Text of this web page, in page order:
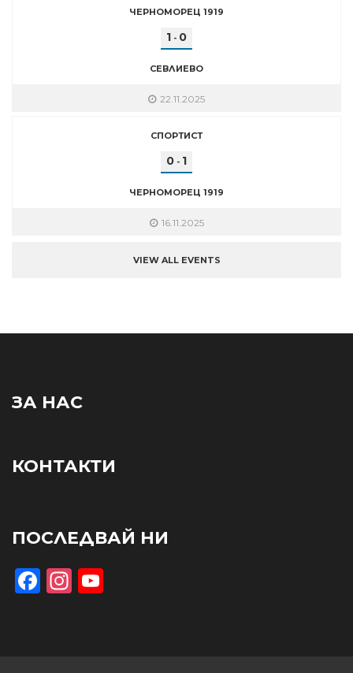
ЧЕРНОМОРЕЦ 1919
1 - 0
СЕВЛИЕВО
22.11.2025
СПОРТИСТ
0 - 1
ЧЕРНОМОРЕЦ 1919
16.11.2025
VIEW ALL EVENTS
ЗА НАС
КОНТАКТИ
ПОСЛЕДВАЙ НИ
Facebook
Instagram